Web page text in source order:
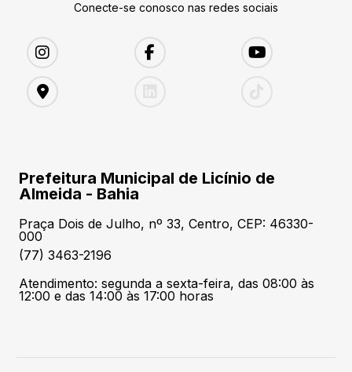
Conecte-se conosco nas redes sociais
Prefeitura Municipal de Licínio de
Almeida - Bahia
Praça Dois de Julho, nº 33, Centro, CEP: 46330-
000
(77) 3463-2196
Atendimento: segunda a sexta-feira, das 08:00 às
12:00 e das 14:00 às 17:00 horas